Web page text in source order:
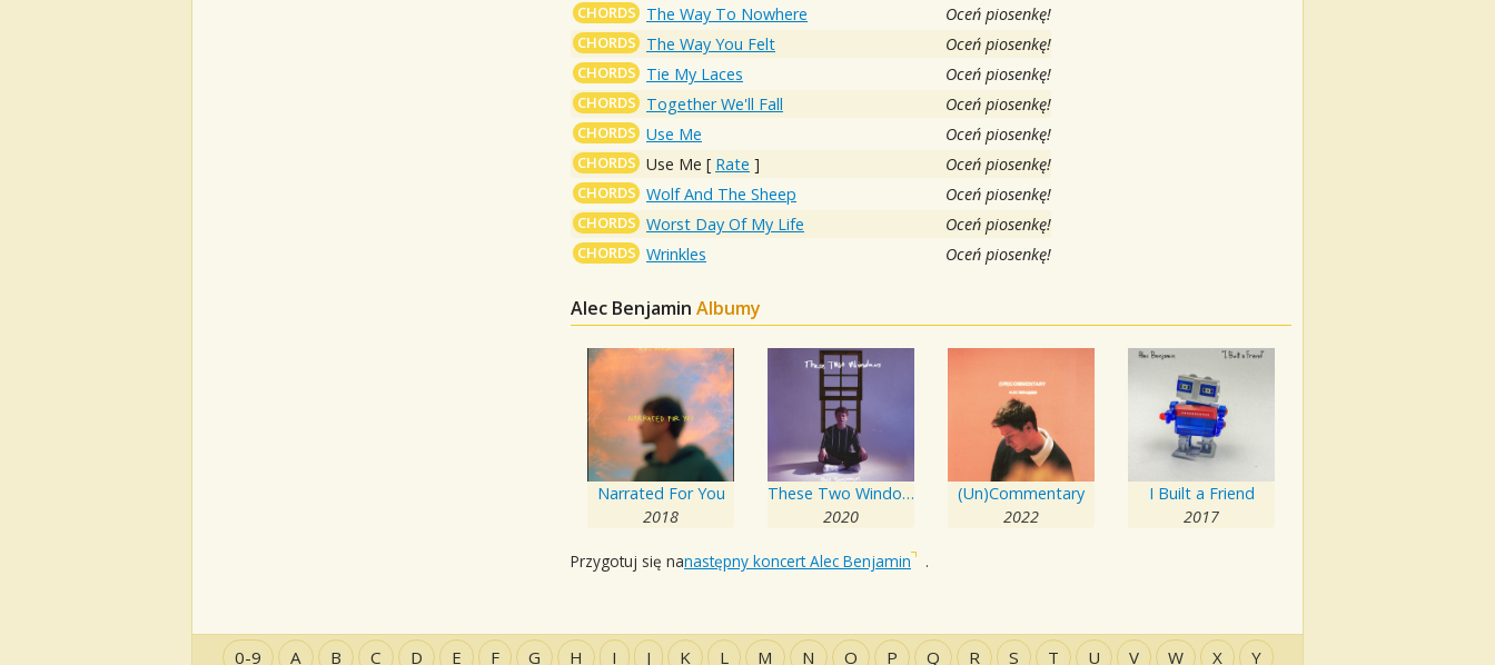
CHORDS The Way To Nowhere Oceń piosenkę!
CHORDS The Way You Felt Oceń piosenkę!
CHORDS Tie My Laces Oceń piosenkę!
CHORDS Together We'll Fall Oceń piosenkę!
CHORDS Use Me Oceń piosenkę!
CHORDS Use Me [ Rate ] Oceń piosenkę!
CHORDS Wolf And The Sheep Oceń piosenkę!
CHORDS Worst Day Of My Life Oceń piosenkę!
CHORDS Wrinkles Oceń piosenkę!
Alec Benjamin Albumy
Narrated For You
2018
These Two Windows
2020
(Un)Commentary
2022
I Built a Friend
2017
Przygotuj się nanastępny koncert Alec Benjamin .
0-9 A B C D E F G H I J K L M N O P Q R S T U V W X Y